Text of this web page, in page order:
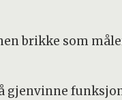
brikke som